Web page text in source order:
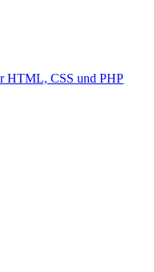
HTML, CSS und PHP